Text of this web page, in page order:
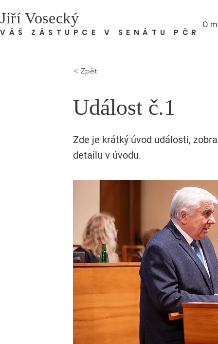
Jiří Vosecký
VÁŠ ZÁSTUPCE V SENÁTU PČR
O
< Zpět
Událost č.1
Zde je krátký úvod události,
detailu v úvodu.